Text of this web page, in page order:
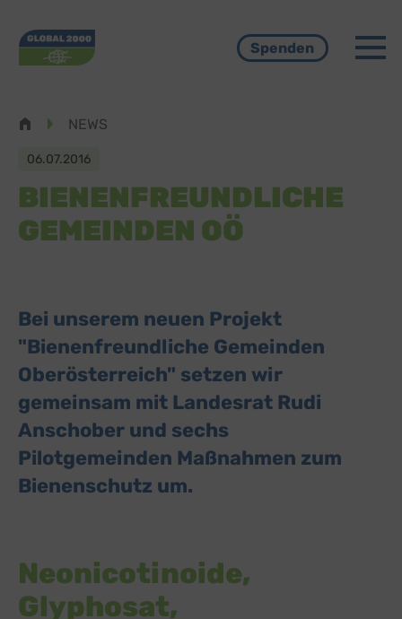
Spenden
NEWS
06.07.2016
BIENENFREUNDLICHE
GEMEINDEN OÖ
Bei unserem neuen Projekt
"Bienenfreundliche Gemeinden
Oberösterreich" setzen wir
gemeinsam mit Landesrat Rudi
Anschober und sechs
Pilotgemeinden Maßnahmen zum
Bienenschutz um.
Neonicotinoide,
Glyphosat,